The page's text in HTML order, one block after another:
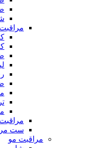
ست
مراقبت مو